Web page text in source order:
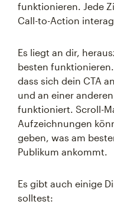
funktionieren. Jede
Call-to-Action
Es liegt an dir,
besten
dass sich dein CTA
und an einer
funktioniert. Scroll-
Aufzeichnungen
geben, was am
Publikum ankommt.
Es gibt auch einige
solltest: